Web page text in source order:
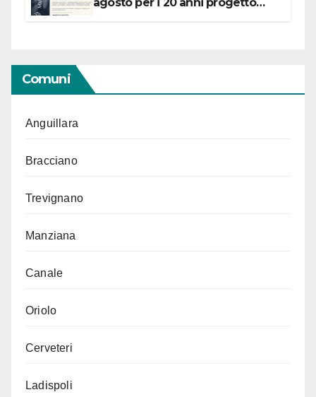
Comuni
Anguillara
Bracciano
Trevignano
Manziana
Canale
Oriolo
Cerveteri
Ladispoli